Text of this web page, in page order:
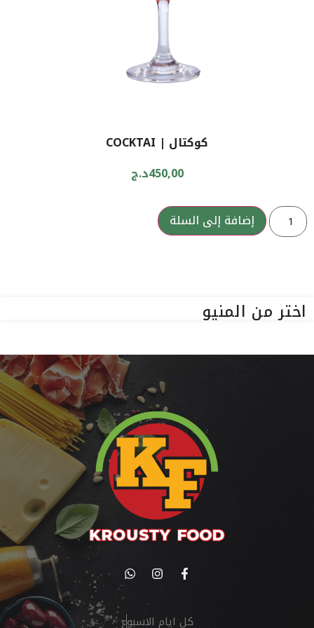
كوكتال | COCKTAI
450,00د.ج
إضافة إلى السلة
اختر من المنيو
كل ايام الاسبوع